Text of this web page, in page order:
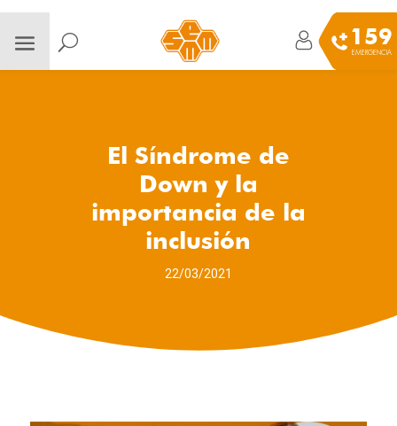
159
EMERGENCIA
El Síndrome de
Down y la
importancia de la
inclusión
22/03/2021